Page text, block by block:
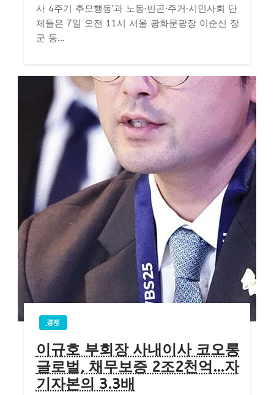
사 4주기 추모행동'과 노동·빈곤·주거·시민사회 단
체들은 7일 오전 11시 서울 광화문광장 이순신 장
군 동...
경제
이규호 부회장 사내이사 코오롱
글로벌, 채무보증 2조2천억…자
기자본의 3.3배